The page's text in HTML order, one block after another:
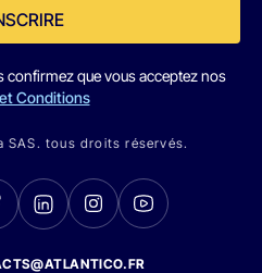
confirmez que vous acceptez nos
Conditions
SAS. tous droits réservés.